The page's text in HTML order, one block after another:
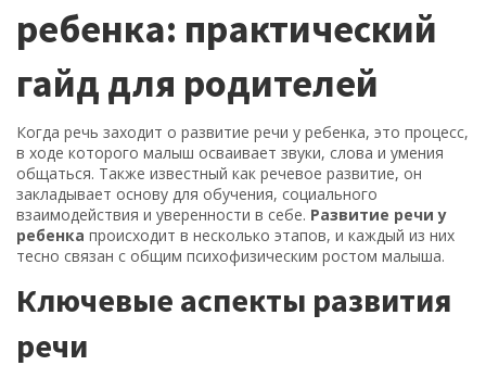
ребенка: практический
гайд для родителей
Когда речь заходит о развитие речи у ребенка, это процесс,
в ходе которого малыш осваивает звуки, слова и умения
общаться. Также известный как речевое развитие, он
закладывает основу для обучения, социального
взаимодействия и уверенности в себе. Развитие речи у
ребенка происходит в несколько этапов, и каждый из них
тесно связан с общим психофизическим ростом малыша.
Ключевые аспекты развития
речи